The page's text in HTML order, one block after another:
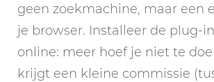
geen zoekmachine, maar een
je browser. Installeer de plug-
online: meer hoef je niet te
krijgt een kleine commissie